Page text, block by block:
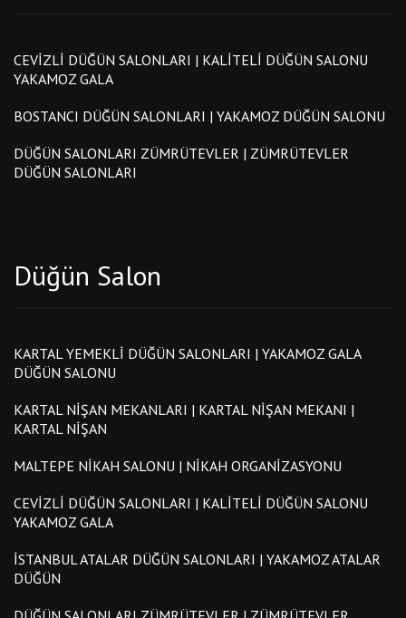
CEVIZLI DÜĞÜN SALONLARI | KALITELI DÜĞÜN SALONU
YAKAMOZ GALA
BOSTANCI DÜĞÜN SALONLARI | YAKAMOZ DÜĞÜN SALONU
DÜĞÜN SALONLARI ZÜMRÜTEVLER | ZÜMRÜTEVLER
DÜĞÜN SALONLARI
Düğün Salon
KARTAL YEMEKLI DÜĞÜN SALONLARI | YAKAMOZ GALA
DÜĞÜN SALONU
KARTAL NIŞAN MEKANLARI | KARTAL NIŞAN MEKANI |
KARTAL NIŞAN
MALTEPE NIKAH SALONU | NIKAH ORGANIZASYONU
CEVIZLI DÜĞÜN SALONLARI | KALITELI DÜĞÜN SALONU
YAKAMOZ GALA
İSTANBUL ATALAR DÜĞÜN SALONLARI | YAKAMOZ ATALAR
DÜĞÜN